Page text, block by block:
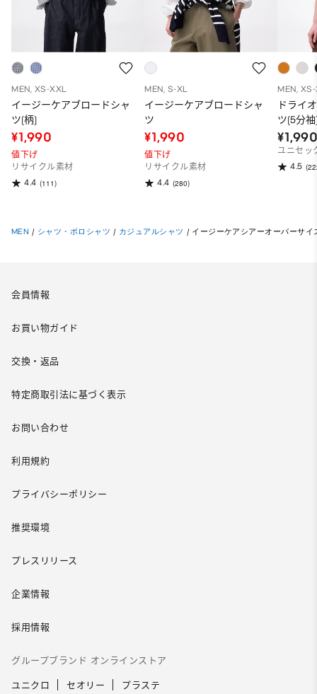
MEN, XS-XXL
イージーケアブロードシャ
ツ(柄)
¥1,990
値下げ
リサイクル素材
4.4 (111)
MEN, S-XL
イージーケアブロードシャ
ツ
¥1,990
値下げ
リサイクル素材
4.4 (280)
MEN,
ドライ
ツ(5分
ユニセッ
4.5
MEN / シャツ・ポロシャツ / カジュアルシャツ / イージーケアシアーオーバーサイ
会員情報
お買い物ガイド
交換・返品
特定商取引法に基づく表示
お問い合わせ
利用規約
プライバシーポリシー
推奨環境
プレスリリース
企業情報
採用情報
グループブランド オンラインストア
ユニクロ セオリー プラステ